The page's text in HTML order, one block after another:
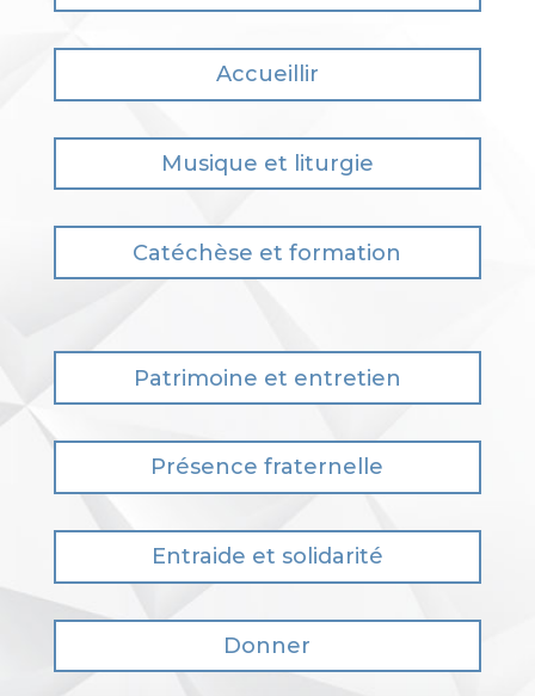
Accueillir
Musique et liturgie
Catéchèse et formation
Patrimoine et entretien
Présence fraternelle
Entraide et solidarité
Donner